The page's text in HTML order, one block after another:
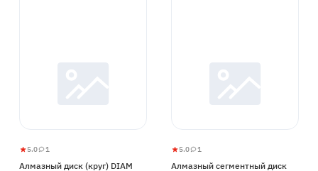
Алмазный
5.0
5
1 1
Алмазный диск (круг) DIAM
Алмазный
5.0
5
1 1
Алмазный сегментный диск